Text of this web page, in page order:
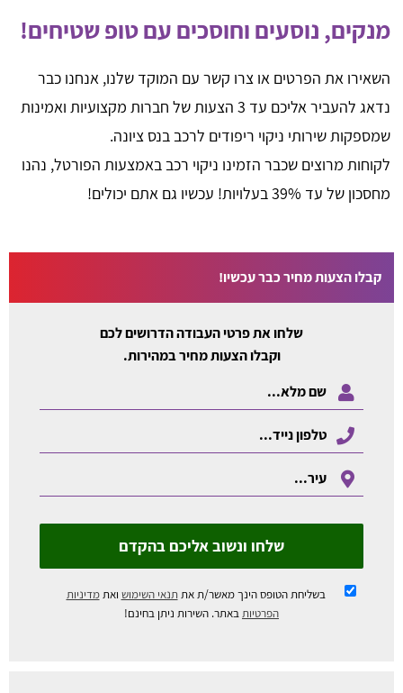
מנקים, נוסעים וחוסכים עם טופ שטיחים!
השאירו את הפרטים או צרו קשר עם המוקד שלנו, אנחנו כבר
נדאג להעביר אליכם עד 3 הצעות של חברות מקצועיות ואמינות
שמספקות שירותי ניקוי ריפודים לרכב בנס ציונה.
לקוחות מרוצים שכבר הזמינו ניקוי רכב באמצעות הפורטל, נהנו
מחסכון של עד 39% בעלויות! עכשיו גם אתם יכולים!
קבלו הצעות מחיר כבר עכשיו!
שלחו את פרטי העבודה הדרושים לכם
וקבלו הצעות מחיר במהירות.
שלחו ונשוב אליכם בהקדם
בשליחת הטופס הינך מאשר/ת את תנאי השימוש ואתמדיניות
הפרטיותבאתר. השירות ניתן בחינם!